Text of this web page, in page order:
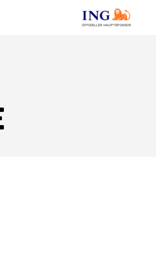
OFFIZIELLER HAUPTSPONSOR